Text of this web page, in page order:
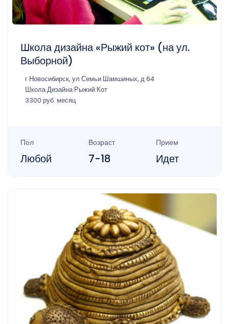
Школа дизайна «Рыжий кот» (на ул.
Выборной)
г Новосибирск, ул Семьи Шамшиных, д 64
Школа Дизайна Рыжий Кот
3300 руб. месяц
Пол
Любой
Возраст
7-18
Прием
Идет